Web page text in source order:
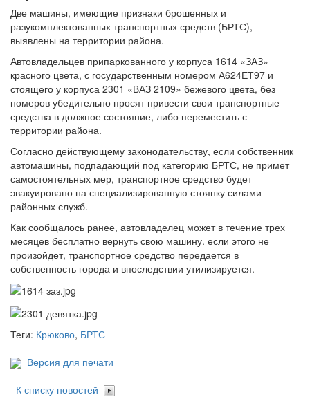
Две машины, имеющие признаки брошенных и
разукомплектованных транспортных средств (БРТС),
выявлены на территории района.
Автовладельцев припаркованного у корпуса 1614 «ЗАЗ»
красного цвета, с государственным номером А624ЕТ97 и
стоящего у корпуса 2301 «ВАЗ 2109» бежевого цвета, без
номеров убедительно просят привести свои транспортные
средства в должное состояние, либо переместить с
территории района.
Согласно действующему законодательству, если собственник
автомашины, подпадающий под категорию БРТС, не примет
самостоятельных мер, транспортное средство будет
эвакуировано на специализированную стоянку силами
районных служб.
Как сообщалось ранее, автовладелец может в течение трех
месяцев бесплатно вернуть свою машину. если этого не
произойдет, транспортное средство передается в
собственность города и впоследствии утилизируется.
Теги: Крюково, БРТС
Версия для печати
К списку новостей